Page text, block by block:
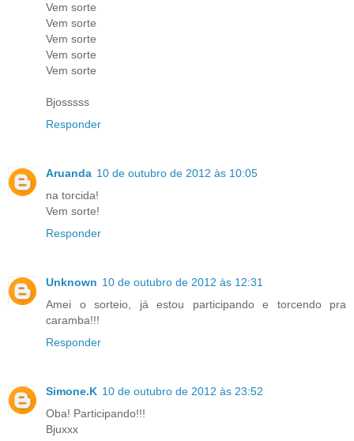
Vem sorte
Vem sorte
Vem sorte
Vem sorte
Vem sorte
Bjosssss
Responder
Aruanda 10 de outubro de 2012 às 10:05
na torcida!
Vem sorte!
Responder
Unknown 10 de outubro de 2012 às 12:31
Amei o sorteio, já estou participando e torcendo pra
caramba!!!
Responder
Simone.K 10 de outubro de 2012 às 23:52
Oba! Participando!!!
Bjuxxx